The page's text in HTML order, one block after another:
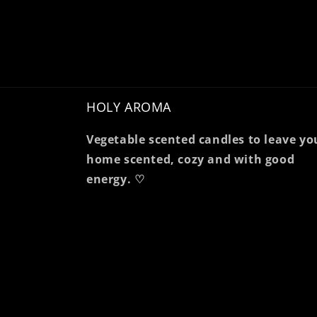
HOLY AROMA
Vegetable scented candles to leave
home scented, cozy and with good
energy. ♡